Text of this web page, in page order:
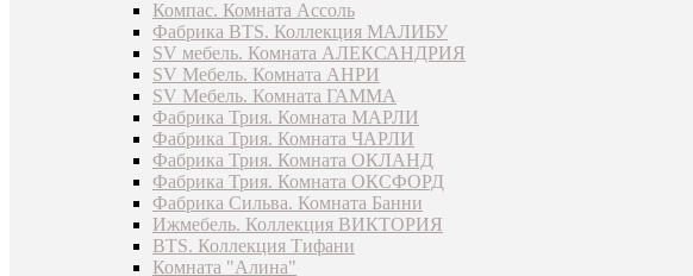
Компас. Комната Ассоль
Фабрика BTS. Коллекция МАЛИБУ
SV мебель. Комната АЛЕКСАНДРИЯ
SV Мебель. Комната АНРИ
SV Мебель. Комната ГАММА
Фабрика Трия. Комната МАРЛИ
Фабрика Трия. Комната ЧАРЛИ
Фабрика Трия. Комната ОКЛАНД
Фабрика Трия. Комната ОКСФОРД
Фабрика Сильва. Комната Банни
Ижмебель. Коллекция ВИКТОРИЯ
BTS. Коллекция Тифани
Комната "Алина"